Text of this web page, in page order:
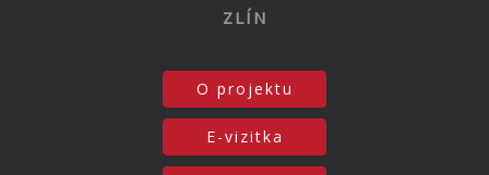
ZLÍN
O projektu
E-vizitka